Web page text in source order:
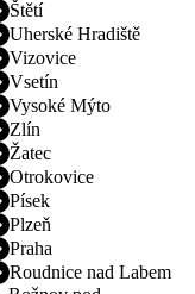
Štětí
Uherské Hradiště
Vizovice
Vsetín
Vysoké Mýto
Zlín
Žatec
Otrokovice
Písek
Plzeň
Praha
Roudnice nad Labem